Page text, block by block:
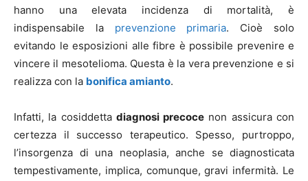
hanno una elevata incidenza di mortalità, è
indispensabile la prevenzione primaria. Cioè solo
evitando le esposizioni alle fibre è possibile prevenire e
vincere il mesotelioma. Questa è la vera prevenzione e si
realizza con la bonifica amianto.
Infatti, la cosiddetta diagnosi precoce non assicura con
certezza il successo terapeutico. Spesso, purtroppo,
l’insorgenza di una neoplasia, anche se diagnosticata
tempestivamente, implica, comunque, gravi infermità. Le